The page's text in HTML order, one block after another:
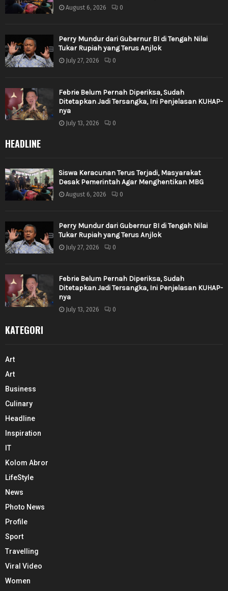
August 6, 2026 0
Perry Mundur dari Gubernur BI di Tengah Nilai
Tukar Rupiah yang Terus Anjlok
July 27, 2026 0
Febrie Belum Pernah Diperiksa, Sudah
Ditetapkan Jadi Tersangka, Ini Penjelasan KUHAP-
nya
July 13, 2026 0
HEADLINE
Siswa Keracunan Terus Terjadi, Masyarakat
Desak Pemerintah Agar Menghentikan MBG
August 6, 2026 0
Perry Mundur dari Gubernur BI di Tengah Nilai
Tukar Rupiah yang Terus Anjlok
July 27, 2026 0
Febrie Belum Pernah Diperiksa, Sudah
Ditetapkan Jadi Tersangka, Ini Penjelasan KUHAP-
nya
July 13, 2026 0
KATEGORI
Art
Art
Business
Culinary
Headline
Inspiration
IT
Kolom Abror
LifeStyle
News
Photo News
Profile
Sport
Travelling
Viral Video
Women